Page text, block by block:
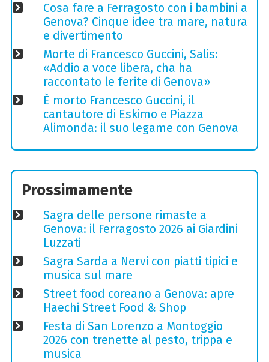
Cosa fare a Ferragosto con i bambini a
Genova? Cinque idee tra mare, natura
e divertimento
Morte di Francesco Guccini, Salis:
«Addio a voce libera, cha ha
raccontato le ferite di Genova»
È morto Francesco Guccini, il
cantautore di Eskimo e Piazza
Alimonda: il suo legame con Genova
Prossimamente
Sagra delle persone rimaste a
Genova: il Ferragosto 2026 ai Giardini
Luzzati
Sagra Sarda a Nervi con piatti tipici e
musica sul mare
Street food coreano a Genova: apre
Haechi Street Food & Shop
Festa di San Lorenzo a Montoggio
2026 con trenette al pesto, trippa e
musica